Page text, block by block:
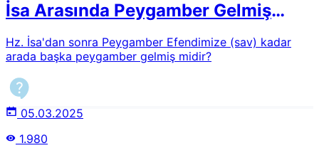
İsa Arasında Peygamber Gelmiş
midir?
Hz. İsa'dan sonra Peygamber Efendimize (sav) kadar
arada başka peygamber gelmiş midir?
05.03.2025
1.980